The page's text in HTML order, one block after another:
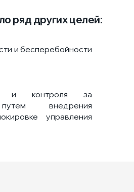
ряд других целей:
и бесперебойности
и контроля за
внедрения
управления